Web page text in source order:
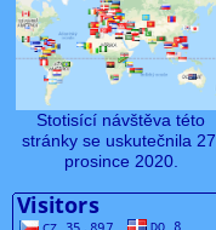
Stotisící návštěva této
stránky se uskutečnila 27.
prosince 2020.